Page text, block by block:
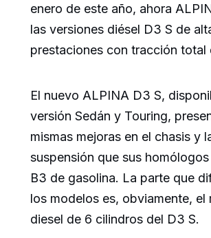
enero de este año, ahora
las versiones diésel D3 S de
prestaciones con tracción total
El nuevo ALPINA D3 S,
versión Sedán y Touring,
mismas mejoras en el chasis y
suspensión que sus
B3 de gasolina. La parte que
los modelos es, obviamente, el
diesel de 6 cilindros del D3 S.